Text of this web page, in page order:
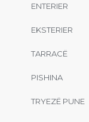
ENTERIER
EKSTERIER
TARRACË
PISHINA
TRYEZË PUNE